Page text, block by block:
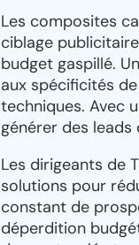
Les composites
ciblage
budget gaspillé.
aux spécificités
techniques. Avec
générer des leads
Les dirigeants de
solutions pour
constant de
déperdition